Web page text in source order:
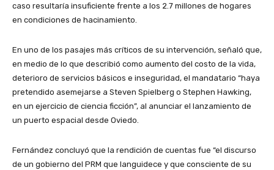
caso resultaría insuficiente frente a los 2.7 millones de hogares
en condiciones de hacinamiento.
En uno de los pasajes más críticos de su intervención, señaló que,
en medio de lo que describió como aumento del costo de la vida,
deterioro de servicios básicos e inseguridad, el mandatario “haya
pretendido asemejarse a Steven Spielberg o Stephen Hawking,
en un ejercicio de ciencia ficción”, al anunciar el lanzamiento de
un puerto espacial desde Oviedo.
Fernández concluyó que la rendición de cuentas fue “el discurso
de un gobierno del PRM que languidece y que consciente de su